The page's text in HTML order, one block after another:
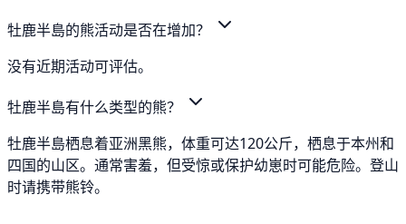
牡鹿半島的熊活动是否在增加？
没有近期活动可评估。
牡鹿半島有什么类型的熊？
牡鹿半島栖息着亚洲黑熊，体重可达120公斤，栖息于本州和
四国的山区。通常害羞，但受惊或保护幼崽时可能危险。登山
时请携带熊铃。